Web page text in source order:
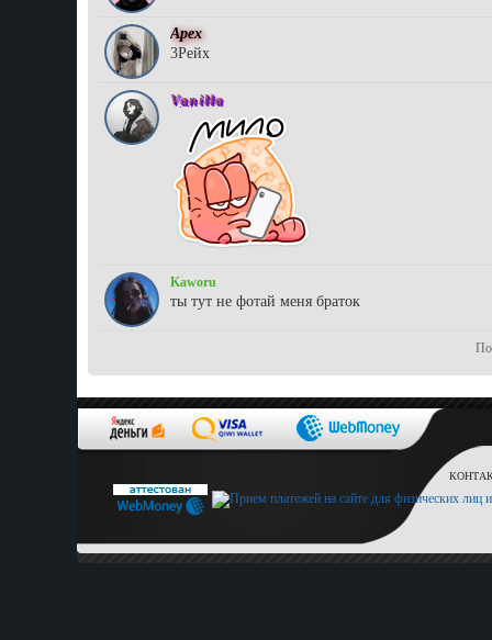
Aрex
3Рейх
Vanilla
Kaworu
ты тут не фотай меня браток